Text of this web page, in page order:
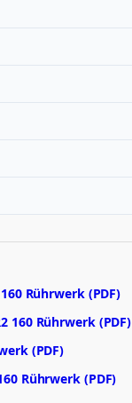
Rührwerk (PDF)
160 Rührwerk (PDF)
(PDF)
Rührwerk (PDF)